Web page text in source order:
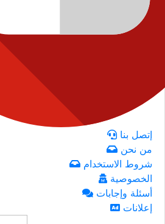
إتصل بنا
من نحن
شروط الاستخدام
الخصوصية
أسئلة وإجابات
إعلانات